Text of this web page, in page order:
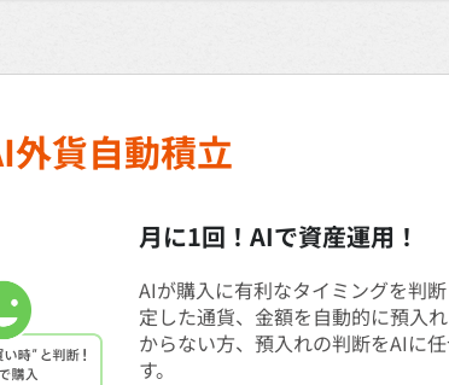
外貨自動積立
月に1回！AIで資産運用！
AIが購入に有利なタイミングを判
定した通貨、金額を自動的に預入
からない方、預入れの判断をAIに
す。